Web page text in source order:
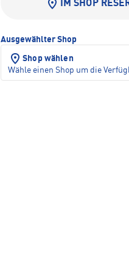
IM SHOP
Ausgewählter Shop
Shop wählen
Wähle einen Shop um die